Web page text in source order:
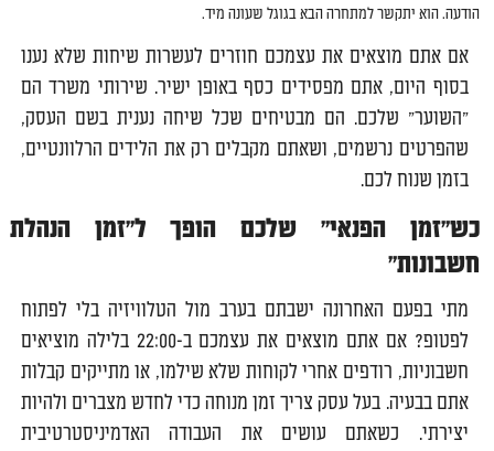
הודעה. הוא יתקשר למתחרה הבא בגוגל שעונה מיד.
אם אתם מוצאים את עצמכם חוזרים לעשרות שיחות שלא נענו
בסוף היום, אתם מפסידים כסף באופן ישיר. שירותי משרד הם
"השוער" שלכם. הם מבטיחים שכל שיחה נענית בשם העסק,
שהפרטים נרשמים, ושאתם מקבלים רק את הלידים הרלוונטיים,
בזמן שנוח לכם.
כש"זמן הפנאי" שלכם הופך ל"זמן הנהלת
חשבונות"
מתי בפעם האחרונה ישבתם בערב מול הטלוויזיה בלי לפתוח
לפטופ? אם אתם מוצאים את עצמכם ב-22:00 בלילה מוציאים
חשבוניות, רודפים אחרי לקוחות שלא שילמו, או מתייקים קבלות
אתם בבעיה. בעל עסק צריך זמן מנוחה כדי לחדש מצברים ולהיות
יצירתי. כשאתם עושים את העבודה האדמיניסטרטיבית